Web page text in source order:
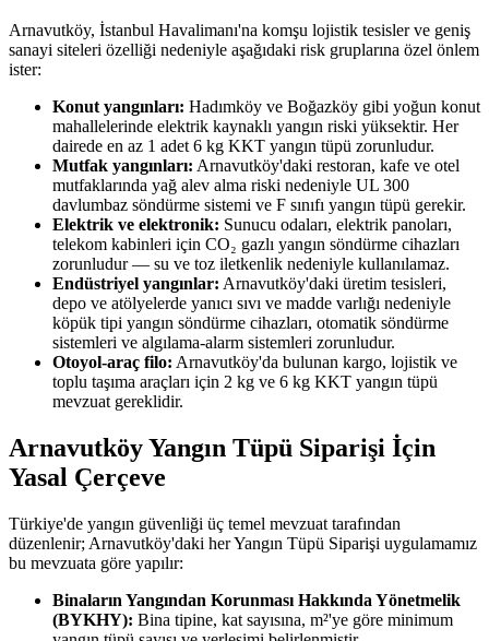
Arnavutköy, İstanbul Havalimanı'na komşu lojistik tesisler ve geniş
sanayi siteleri özelliği nedeniyle aşağıdaki risk gruplarına özel önlem
ister:
Konut yangınları: Hadımköy ve Boğazköy gibi yoğun konut
mahallelerinde elektrik kaynaklı yangın riski yüksektir. Her
dairede en az 1 adet 6 kg KKT yangın tüpü zorunludur.
Mutfak yangınları: Arnavutköy'daki restoran, kafe ve otel
mutfaklarında yağ alev alma riski nedeniyle UL 300
davlumbaz söndürme sistemi ve F sınıfı yangın tüpü gerekir.
Elektrik ve elektronik: Sunucu odaları, elektrik panoları,
telekom kabinleri için CO₂ gazlı yangın söndürme cihazları
zorunludur — su ve toz iletkenlik nedeniyle kullanılamaz.
Endüstriyel yangınlar: Arnavutköy'daki üretim tesisleri,
depo ve atölyelerde yanıcı sıvı ve madde varlığı nedeniyle
köpük tipi yangın söndürme cihazları, otomatik söndürme
sistemleri ve algılama-alarm sistemleri zorunludur.
Otoyol-araç filo: Arnavutköy'da bulunan kargo, lojistik ve
toplu taşıma araçları için 2 kg ve 6 kg KKT yangın tüpü
mevzuat gereklidir.
Arnavutköy Yangın Tüpü Siparişi İçin
Yasal Çerçeve
Türkiye'de yangın güvenliği üç temel mevzuat tarafından
düzenlenir; Arnavutköy'daki her Yangın Tüpü Siparişi uygulamamız
bu mevzuata göre yapılır:
Binaların Yangından Korunması Hakkında Yönetmelik
(BYKHY): Bina tipine, kat sayısına, m²'ye göre minimum